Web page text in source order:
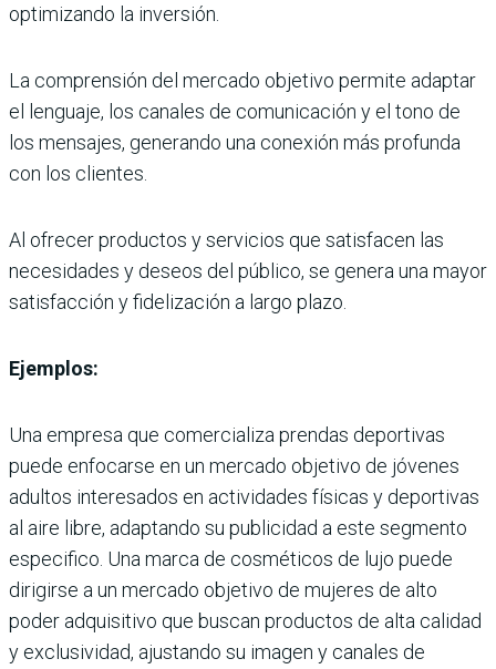
optimizando la inversión.
La comprensión del mercado objetivo permite adaptar
el lenguaje, los canales de comunicación y el tono de
los mensajes, generando una conexión más profunda
con los clientes.
Al ofrecer productos y servicios que satisfacen las
necesidades y deseos del público, se genera una mayor
satisfacción y fidelización a largo plazo.
Ejemplos:
Una empresa que comercializa prendas deportivas
puede enfocarse en un mercado objetivo de jóvenes
adultos interesados en actividades físicas y deportivas
al aire libre, adaptando su publicidad a este segmento
especifico. Una marca de cosméticos de lujo puede
dirigirse a un mercado objetivo de mujeres de alto
poder adquisitivo que buscan productos de alta calidad
y exclusividad, ajustando su imagen y canales de